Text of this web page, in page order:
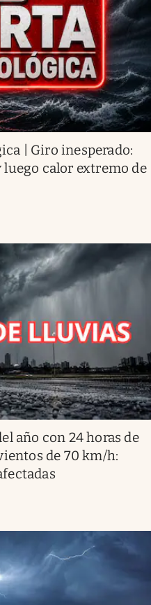
| Giro inesperado:
calor extremo de
año con 24 horas de
de 70 km/h: